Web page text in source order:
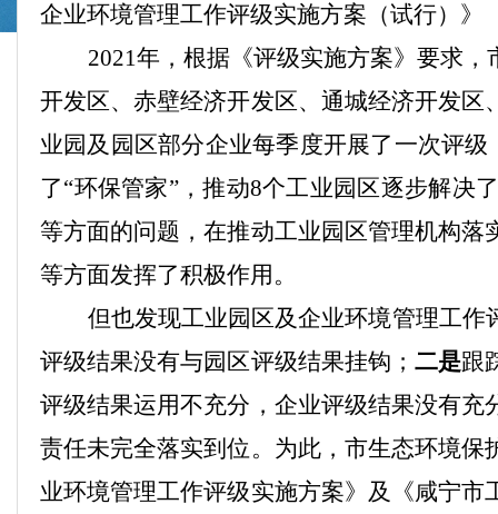
企业环境管理工作评级实施方案（试行）》
2021年，根据《评级实施方案》要求
开发区、赤壁经济开发区、通城经济开发
业园及园区部分企业每季度开展了一次评
了“环保管家”，推动8个工业园区逐步解决
等方面的问题，在推动工业园区管理机构落
等方面发挥了积极作用 。
但也发现工业园区及企业环境管理工
评级结果没有与园区评级结果挂钩； 二是跟
评级结果运用不充分，企业评级结果没有
责任未完全落实到位。 为此，市生态环境保
业环境管理工作评级实施方案》及《咸宁